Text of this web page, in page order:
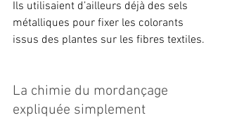
Ils utilisaient d’ailleurs déjà des sels
métalliques pour fixer les colorants
issus des plantes sur les fibres textiles.
La chimie du mordançage
expliquée simplement